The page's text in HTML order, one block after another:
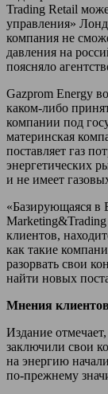
Trading Retail
управления»
компания не
давления на
поясняло
Gazprom Energy
каком-либо
компании под
материнская
поставляет газ
энергетических
и не имеет
«Базирующаяся в
клиентов,
как такие
разорвать свои
найти новых
Мнения
Издание
заключили свои
на энергию
по-прежнему